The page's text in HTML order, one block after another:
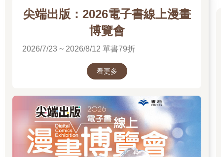
好太多了。」
「是這樣嗎？」
「當然就是這樣啊。如果是我，就會不計後果，豁出去試一
「不計後果嗎？」
老實說，我不太懂哥哥說的話。我不想被她討厭，也不想不計後
果，我覺得與其被討厭，還不如她對我漠不關心。
為好朋友。
於是第二天去學校後，我決定主動找她說話。
「妳在看什麼書？」
起初她並沒有發現我在對她說話，但我明明站在她面前和她說
話。於是，我蹲在她的座位旁，把手臂放在她的課桌上，看著她
的臉，又問了一次。
尖端出版：2026電子書線上漫畫
博覽會
2026/7/23 ~ 2026/8/12 單書79折
看更多